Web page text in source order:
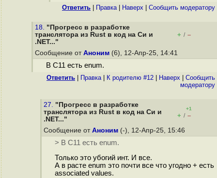
Ответить Правка| Наверх Cообщить модератору
18. "Прогресс в разработке
транслятора из Rust в код на Cи и
.NET..."
+ / –
Сообщение от Аноним (6), 12-Апр-25, 14:41
В C11 есть enum.
Ответить Правка| К родителю #12 Наверх
Cообщить
модератору
27. "Прогресс в разработке
транслятора из Rust в код на Cи и
.NET..."
+1
+ / –
Сообщение от Аноним (-), 12-Апр-25, 15:46
> В C11 есть enum.
Только это убогий инт. И все.
А в расте enum это почти все что угодно + есть
associated values.